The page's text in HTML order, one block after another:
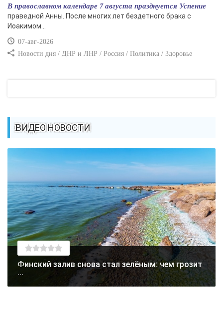
В православном календаре 7 августа празднуется Успение
праведной Анны. После многих лет бездетного брака с
Иоакимом...
07-авг-2026
Новости дня / ДНР и ЛНР / Россия / Политика / Здоровье
ВИДЕО НОВОСТИ
Финский залив снова стал зелёным: чем грозит
...